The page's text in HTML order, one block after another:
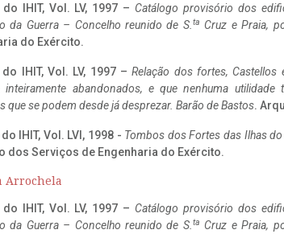
IHIT, Vol. LV, 1997 – Catálogo provisório dos
da Guerra – Concelho reunido de S. ta Cruz e Praia,
do Exército.
IHIT, Vol. LV, 1997 –Relação dos fortes,
inteiramente abandonados, e que nenhuma
que se podem desde já desprezar. Barão de Bastos.
IHIT, Vol. LVI, 1998 - Tombos dos Fortes das Ilhas
dos Serviços de Engenharia do Exército.
Arrochela
IHIT, Vol. LV, 1997 – Catálogo provisório dos
da Guerra – Concelho reunido de S. ta Cruz e Praia,